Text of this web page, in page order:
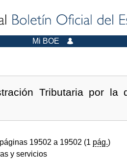
Mi BOE
Tributaria por la
19502 a 19502 (1 pág.)
y servicios